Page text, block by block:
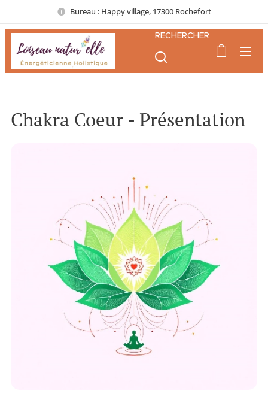
Bureau : Happy village, 17300 Rochefort
RECHERCHER
Chakra Coeur - Présentation